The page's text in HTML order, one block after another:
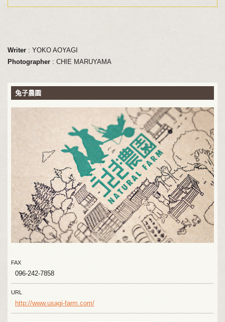
Writer: YOKO AOYAGI
Photographer: CHIE MARUYAMA
兔子農園
FAX
096-242-7858
URL
http://www.usagi-farm.com/